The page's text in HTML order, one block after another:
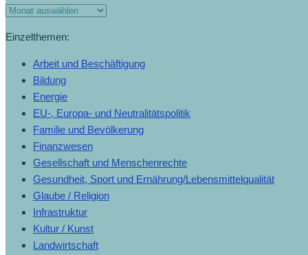
Einzelthemen:
Arbeit und Beschäftigung
Bildung
Energie
EU-, Europa- und Neutralitätspolitik
Familie und Bevölkerung
Finanzwesen
Gesellschaft und Menschenrechte
Gesundheit, Sport und Ernährung/Lebensmittelqualität
Glaube / Religion
Infrastruktur
Kultur / Kunst
Landwirtschaft